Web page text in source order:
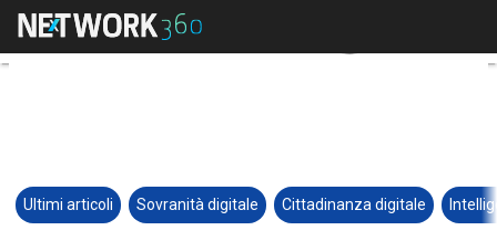
Ultimi articoli Sovranità digitale Cittadinanza digitale